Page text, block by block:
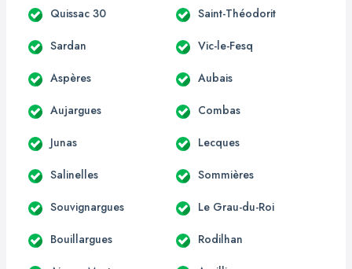
Quissac 30 Saint-Théodorit
Sardan Vic-le-Fesq
Aspères Aubais
Aujargues Combas
Junas Lecques
Salinelles Sommières
Souvignargues Le Grau-du-Roi
Bouillargues Rodilhan